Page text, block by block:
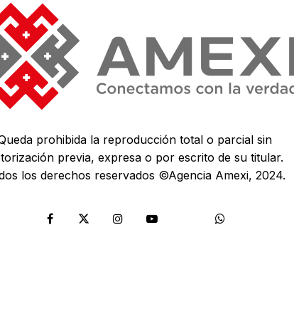
prohibida la reproducción total o parcial sin
previa, expresa o por escrito de su titular.
los derechos reservados ©Agencia Amexi, 2024.